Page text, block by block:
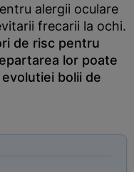
alergii oculare
frecarii la ochi.
de risc pentru
lor poate
bolii de